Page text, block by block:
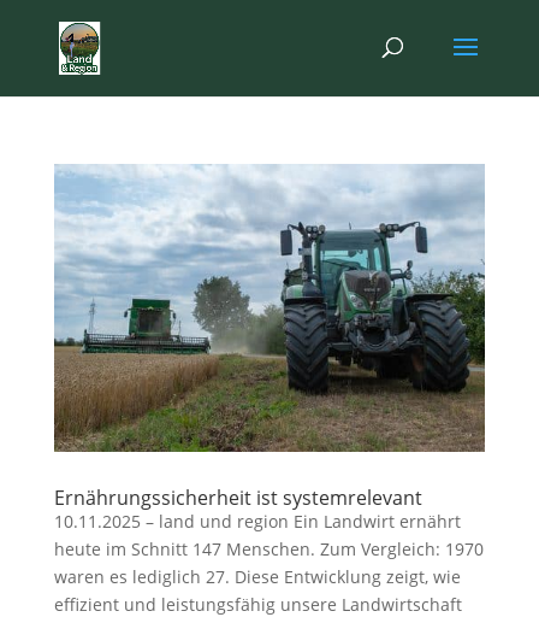
Ernährungssicherheit ist systemrelevant
10.11.2025 – land und region Ein Landwirt ernährt
heute im Schnitt 147 Menschen. Zum Vergleich: 1970
waren es lediglich 27. Diese Entwicklung zeigt, wie
effizient und leistungsfähig unsere Landwirtschaft